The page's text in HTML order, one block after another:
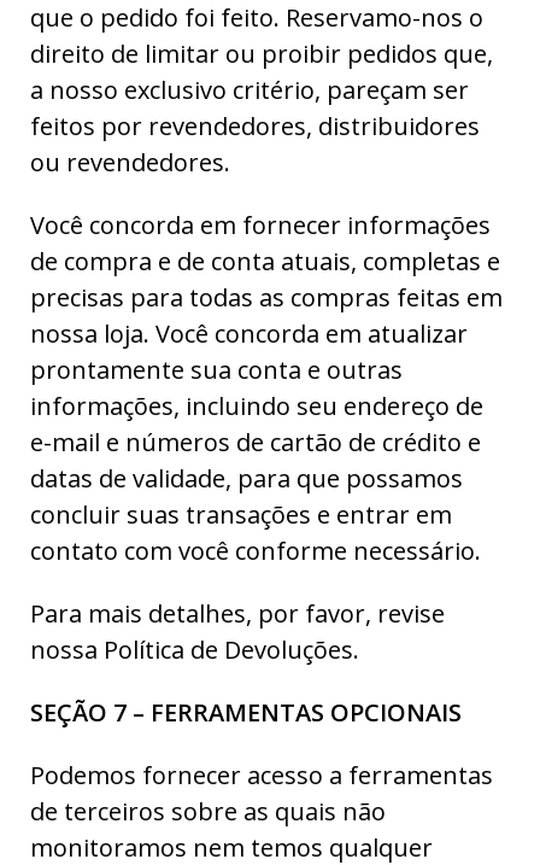
que o pedido foi feito. Reservamo-nos o
direito de limitar ou proibir pedidos que,
a nosso exclusivo critério, pareçam ser
feitos por revendedores, distribuidores
ou revendedores.
Você concorda em fornecer informações
de compra e de conta atuais, completas e
precisas para todas as compras feitas em
nossa loja. Você concorda em atualizar
prontamente sua conta e outras
informações, incluindo seu endereço de
e-mail e números de cartão de crédito e
datas de validade, para que possamos
concluir suas transações e entrar em
contato com você conforme necessário.
Para mais detalhes, por favor, revise
nossa Política de Devoluções.
SEÇÃO 7 – FERRAMENTAS OPCIONAIS
Podemos fornecer acesso a ferramentas
de terceiros sobre as quais não
monitoramos nem temos qualquer